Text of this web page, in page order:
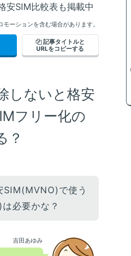
安SIM比較表も掲載中
ーションを含む場合があります。
記事タイトルと
URLをコピーする
しないと格安
フリー化の
？
で使う
必要かな？
吉田あゆみ